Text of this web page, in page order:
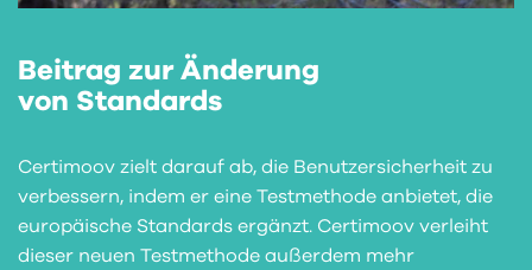
Beitrag zur Änderung
von Standards
Certimoov zielt darauf ab, die Benutzersicherheit zu
verbessern, indem er eine Testmethode anbietet, die
europäische Standards ergänzt. Certimoov verleiht
dieser neuen Testmethode außerdem mehr